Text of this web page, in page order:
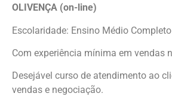
OLIVENÇA (on-line)
Escolaridade: Ensino Médio Completo
Com experiência mínima em vendas
Desejável curso de atendimento ao
vendas e negociação.